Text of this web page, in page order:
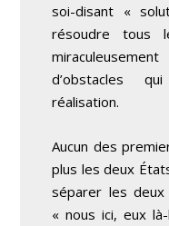
soi-disant «
résoudre tous
d’obstacles
réalisation.
Aucun des
plus les deux
séparer les
« nous ici, eux